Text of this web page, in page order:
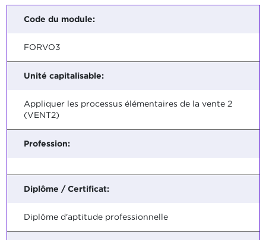
Code du module:
FORVO3
Unité capitalisable:
Appliquer les processus élémentaires de la vente 2
(VENT2)
Profession:
Diplôme / Certificat:
Diplôme d'aptitude professionnelle